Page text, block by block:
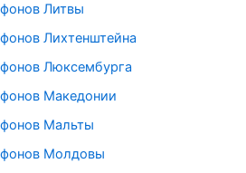
Литвы
Лихтенштейна
Люксембурга
Македонии
Мальты
Молдовы